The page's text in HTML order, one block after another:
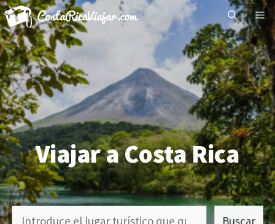
Saltar
al
contenido
Viajar a Costa Rica
Buscar Buscar